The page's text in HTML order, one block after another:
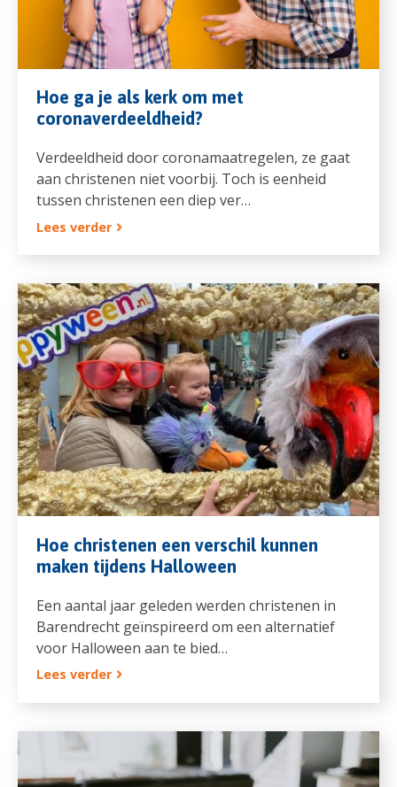
Hoe ga je als kerk om met
coronaverdeeldheid?
Verdeeldheid door coronamaatregelen, ze gaat
aan christenen niet voorbij. Toch is eenheid
tussen christenen een diep ver…
Lees verder
Hoe christenen een verschil kunnen
maken tijdens Halloween
Een aantal jaar geleden werden christenen in
Barendrecht geïnspireerd om een alternatief
voor Halloween aan te bied…
Lees verder